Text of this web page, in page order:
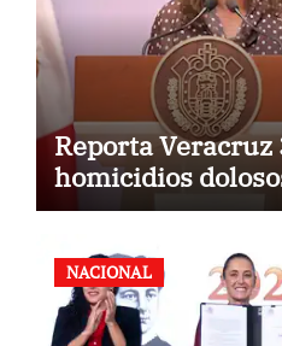
Reporta Veracruz
homicidios
NACIONAL